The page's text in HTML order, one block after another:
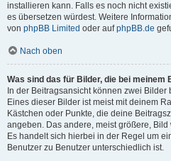
installieren kann. Falls es noch nicht
es übersetzen würdest. Weitere
von phpBB Limited oder aufphpBB.de
Nach oben
Was sind das für Bilder, die bei meinem
In der Beitragsansicht können zwei
Eines dieser Bilder ist meist mit deinem
Kästchen oder Punkte, die deine
angeben. Das andere, meist größere, Bild
Es handelt sich hierbei in der Regel um
Benutzer zu Benutzer unterschiedlich ist.